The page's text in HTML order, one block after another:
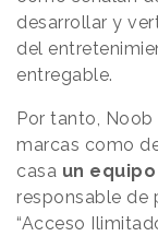
desarrollar y
del
entregable.
Por tanto,
marcas como
casa un
responsable de
“Acceso